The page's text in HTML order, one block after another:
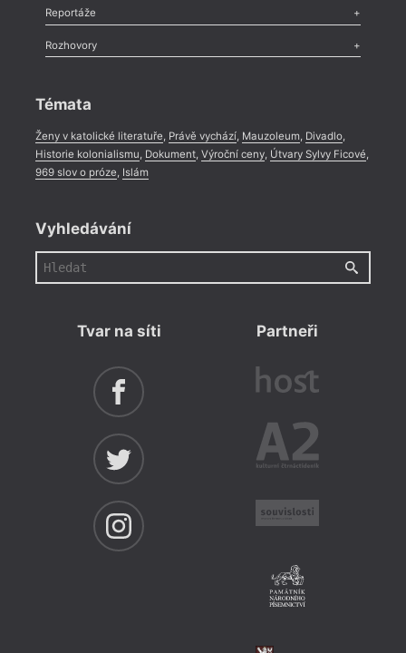
Recenze
Méně slov o próze,Celá rubrika
Reportáže
Literární zítřky
Celá rubrika
Rozhovory
Témata
Ženy v katolické literatuře, Právě vychází, Mauzoleum, Divadlo,
Historie kolonialismu, Dokument, Výroční ceny, Útvary Sylvy Ficové,
969 slov o próze, Islám
Vyhledávání
Tvar na síti Partneři